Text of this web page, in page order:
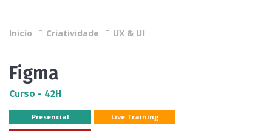
Inicío Criatividade UX & UI
Figma
Curso - 42H
Presencial Live Training